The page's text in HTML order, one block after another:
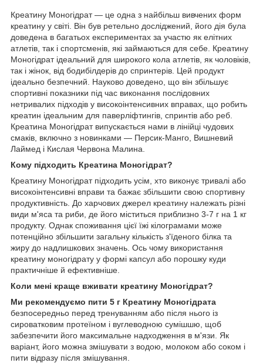
Креатину Моногідрат — це одна з найбільш вивчених форм
креатину у світі. Він був ретельно досліджений, його дія була
доведена в багатьох експериментах за участю як елітних
атлетів, так і спортсменів, які займаються для себе. Креатину
Моногідрат ідеальний для широкого кола атлетів, як чоловіків,
так і жінок, від бодибілдерів до спринтерів. Цей продукт
ідеально безпечний. Науково доведено, що він збільшує
спортивні показники під час виконання послідовних
нетривалих підходів у високоінтенсивних вправах, що робить
креатин ідеальним для паверліфтингів, спринтів або реб.
Креатина Моногідрат випускається нами в лінійці чудових
смаків, включно з новинками — Персик-Манго, Вишневий
Лаймед і Кислая Червона Малина.
Кому підходить Креатина Моногідрат?
Креатину Моногідрат підходить усім, хто виконує тривалі або
високоінтенсивні вправи та бажає збільшити свою спортивну
продуктивність. До харчових джерел креатину належать різні
види м'яса та риби, де його міститься приблизно 3-7 г на 1 кг
продукту. Однак споживання цієї їжі кілограмами може
потенційно збільшити загальну кількість з'їденого білка та
жиру до надлишкових значень. Ось чому використання
креатину моногідрату у формі капсул або порошку куди
практичніше й ефективніше.
Коли мені краще вживати креатину Моногідрат?
Ми рекомендуємо пити 5 г Креатину Моногідрата
безпосередньо перед тренуванням або після нього із
сироватковим протеїном і вуглеводною сумішшю, щоб
забезпечити його максимальне надходження в м'язи. Як
варіант, його можна змішувати з водою, молоком або соком і
пити відразу після змішування.